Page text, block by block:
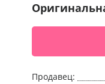
Продавец: